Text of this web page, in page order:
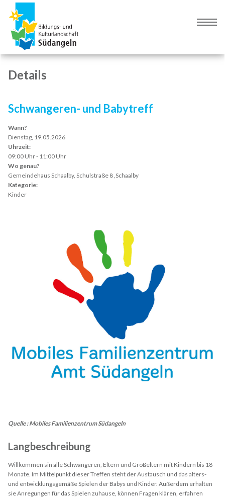
Navigation
springen
Inhalt
springen
Details
Schwangeren- und Babytreff
Wann?
Dienstag, 19.05.2026
Uhrzeit:
09:00 Uhr - 11:00 Uhr
Wo genau?
Gemeindehaus Schaalby, Schulstraße 8 ,Schaalby
Kategorie:
Kinder
Quelle : Mobiles Familienzentrum Südangeln
Langbeschreibung
Willkommen sin alle Schwangeren, Eltern und Großeltern mit Kindern bis 18
Monate. Im Mittelpunkt dieser Treffen steht der Austausch und das alters-
und entwicklungsgemäße Spielen der Babys und Kinder. Außerdem erhalten
sie Anregungen für das Spielen zuhause, können Fragen klären, erfahren